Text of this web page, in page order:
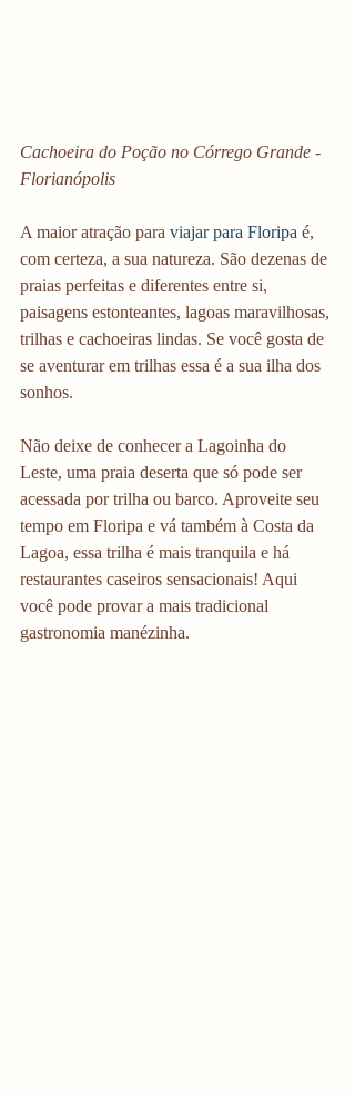
Cachoeira do Poção no Córrego Grande -
Florianópolis
A maior atração para viajar para Floripa é,
com certeza, a sua natureza. São dezenas de
praias perfeitas e diferentes entre si,
paisagens estonteantes, lagoas maravilhosas,
trilhas e cachoeiras lindas. Se você gosta de
se aventurar em trilhas essa é a sua ilha dos
sonhos.
Não deixe de conhecer a Lagoinha do
Leste, uma praia deserta que só pode ser
acessada por trilha ou barco. Aproveite seu
tempo em Floripa e vá também à Costa da
Lagoa, essa trilha é mais tranquila e há
restaurantes caseiros sensacionais! Aqui
você pode provar a mais tradicional
gastronomia manézinha.